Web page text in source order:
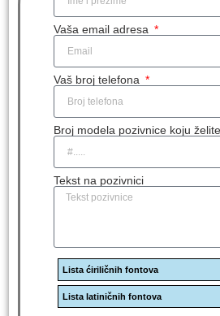
Vaša email adresa
Vaš broj telefona
Broj modela pozivnice koju želite
Tekst na pozivnici
Lista ćiriličnih fontova
Lista latiničnih fontova